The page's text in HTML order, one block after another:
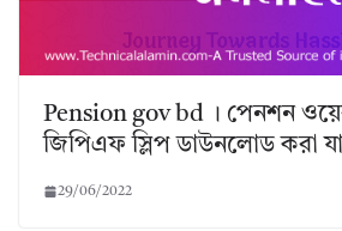
Pension gov bd । পেনশন
জিপিএফ স্লিপ ডাউনলোড করা
29/06/2022